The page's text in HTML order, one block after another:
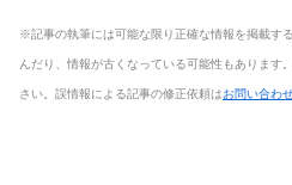
※記事の執筆には可能な限り正確な情報を掲載す
んだり、情報が古くなっている可能性もあります
さい。誤情報による記事の修正依頼はお問い合わ